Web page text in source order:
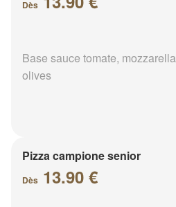
Dès
Base sauce tomate,
olives
Pizza campione senior
Dès 13.90 €